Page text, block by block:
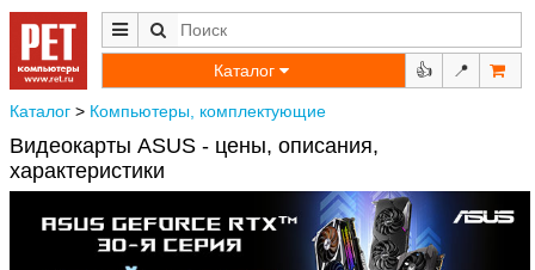
Каталог 👍 📍
Каталог > Компьютеры, комплектующие
Видеокарты ASUS - цены, описания,
характеристики